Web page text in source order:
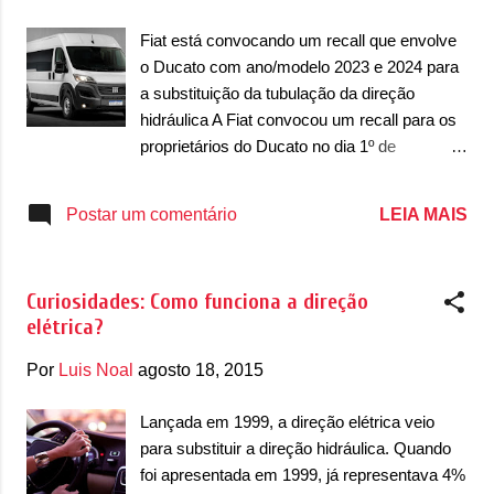
fluído. De acordo com o comunicado, “foi
identificada a possibilidade de vazamento do
fluido da direção hidráulica devido à ruptura
de sua tubulação, com o risco de perder a
assistência da direção hidráulica dificultando
com danos materiais, danos físicos graves
Fiat está convocando um recall que envolve
o Ducato com ano/modelo 2023 e 2024 para
a substituição da tubulação da direção
hidráulica A Fiat convocou um recall para os
proprietários do Ducato no dia 1º de
versões do comercial leve, ou seja, as
fazer uma verificação e, se necessário,
uma nova sem custo. Em comunicado, a
afetadas pode acontecer vazamento do
fluído da direção. De acordo com a Fiat, “foi
identificada a possibilidade de vazamento do
Postar um comentário LEIA MAIS
Curiosidades: Como funciona a direção
elétrica?
Por Luis Noal agosto 18, 2015
Lançada em 1999, a direção elétrica veio
para substituir a direção hidráulica. Quando
foi apresentada em 1999, já representava 4%